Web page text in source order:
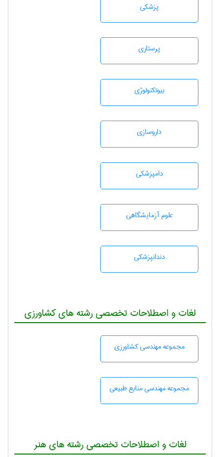
پزشكی
پرستاری
بيوتكنولوژی
داروسازی
دامپزشكی
علوم آزمايشگاهی
دندانپزشكی
لغات و اصطلاحات تخصصی رشته های کشاورزی
مجموعه مهندسی كشاورزی
مجموعه مهندسی منابع طبيعی
لغات و اصطلاحات تخصصی رشته های هنر